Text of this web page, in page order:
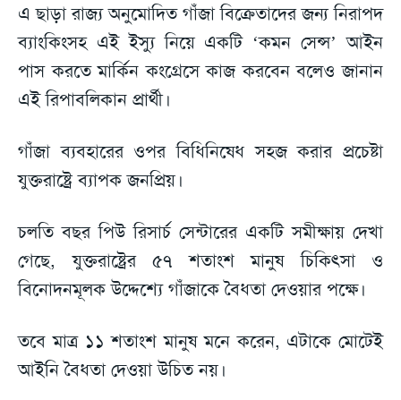
এ ছাড়া রাজ্য অনুমোদিত গাঁজা বিক্রেতাদের জন্য নিরাপদ
ব্যাংকিংসহ এই ইস্যু নিয়ে একটি ‘কমন সেন্স’ আইন
পাস করতে মার্কিন কংগ্রেসে কাজ করবেন বলেও জানান
এই রিপাবলিকান প্রার্থী।
গাঁজা ব্যবহারের ওপর বিধিনিষেধ সহজ করার প্রচেষ্টা
যুক্তরাষ্ট্রে ব্যাপক জনপ্রিয়।
চলতি বছর পিউ রিসার্চ সেন্টারের একটি সমীক্ষায় দেখা
গেছে, যুক্তরাষ্ট্রের ৫৭ শতাংশ মানুষ চিকিৎসা ও
বিনোদনমূলক উদ্দেশ্যে গাঁজাকে বৈধতা দেওয়ার পক্ষে।
তবে মাত্র ১১ শতাংশ মানুষ মনে করেন, এটাকে মোটেই
আইনি বৈধতা দেওয়া উচিত নয়।